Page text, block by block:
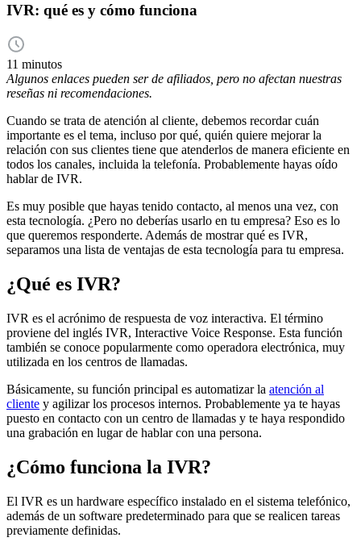
IVR: qué es y cómo funciona
11 minutos
Algunos enlaces pueden ser de afiliados, pero no afectan nuestras
reseñas ni recomendaciones.
Cuando se trata de atención al cliente, debemos recordar cuán
importante es el tema, incluso por qué, quién quiere mejorar la
relación con sus clientes tiene que atenderlos de manera eficiente en
todos los canales, incluida la telefonía. Probablemente hayas oído
hablar de IVR.
Es muy posible que hayas tenido contacto, al menos una vez, con
esta tecnología. ¿Pero no deberías usarlo en tu empresa? Eso es lo
que queremos responderte. Además de mostrar qué es IVR,
separamos una lista de ventajas de esta tecnología para tu empresa.
¿Qué es IVR?
IVR es el acrónimo de respuesta de voz interactiva. El término
proviene del inglés IVR, Interactive Voice Response. Esta función
también se conoce popularmente como operadora electrónica, muy
utilizada en los centros de llamadas.
Básicamente, su función principal es automatizar la atención al
cliente y agilizar los procesos internos. Probablemente ya te hayas
puesto en contacto con un centro de llamadas y te haya respondido
una grabación en lugar de hablar con una persona.
¿Cómo funciona la IVR?
El IVR es un hardware específico instalado en el sistema telefónico,
además de un software predeterminado para que se realicen tareas
previamente definidas.